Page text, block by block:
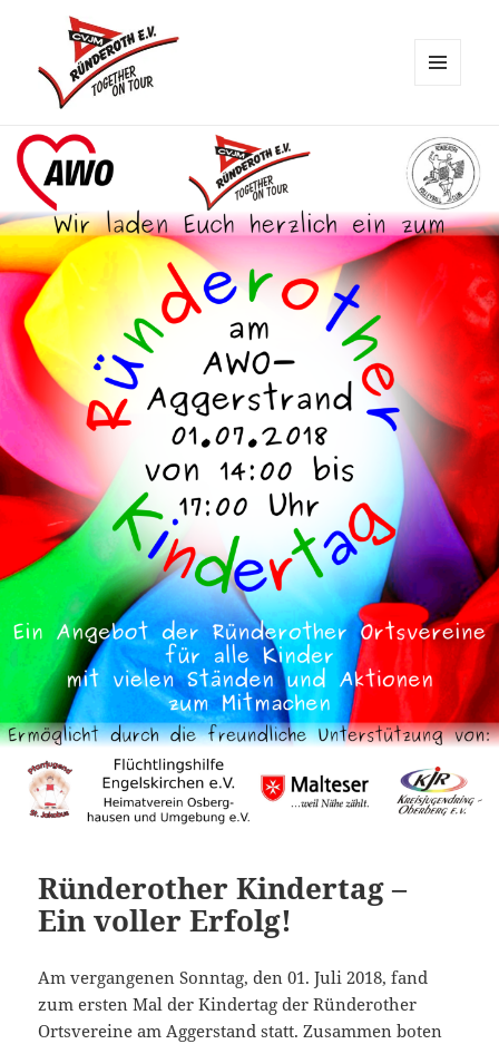
CVJM Ründeroth
Ründerother Kindertag –
Ein voller Erfolg!
Am vergangenen Sonntag, den 01. Juli 2018, fand
zum ersten Mal der Kindertag der Ründerother
Ortsvereine am Aggerstand statt. Zusammen boten